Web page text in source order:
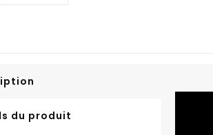
du produit